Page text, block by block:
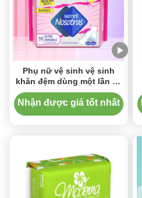
Phụ nữ vệ sinh vệ sinh
khăn đệm dùng một lần vệ
sinh khăn giấy cảm thấy
thoải mái vệ sinh thương
Nhận được giá tốt nhất